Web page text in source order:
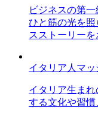
ビジネスの第
ひと筋の光を
スストーリーを
イタリア人マッ
イタリア生ま
する文化や習慣